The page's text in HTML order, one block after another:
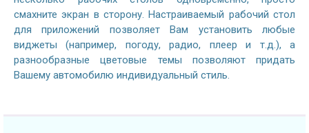
смахните экран в сторону. Настраиваемый рабочий стол
для приложений позволяет Вам установить любые
виджеты (например, погоду, радио, плеер и т.д.), а
разнообразные цветовые темы позволяют придать
Вашему автомобилю индивидуальный стиль.